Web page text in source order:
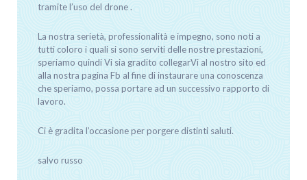
tramite l’uso del drone .
La nostra serietà, professionalità e impegno, sono noti a
tutti coloro i quali si sono serviti delle nostre prestazioni,
speriamo quindi Vi sia gradito collegarVi al nostro sito ed
alla nostra pagina Fb al fine di instaurare una conoscenza
che speriamo, possa portare ad un successivo rapporto di
lavoro.
Ci è gradita l’occasione per porgere distinti saluti.
salvo russo